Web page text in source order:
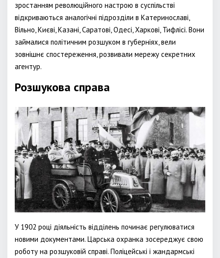
зростанням революційного настрою в суспільстві
відкриваються аналогічні підрозділи в Катеринославі,
Вільно, Києві, Казані, Саратові, Одесі, Харкові, Тифлісі. Вони
займалися політичним розшуком в губерніях, вели
зовнішнє спостереження, розвивали мережу секретних
агентур.
Розшукова справа
У 1902 році діяльність відділень починає регулюватися
новими документами. Царська охранка зосереджує свою
роботу на розшуковій справі. Поліцейські і жандармські